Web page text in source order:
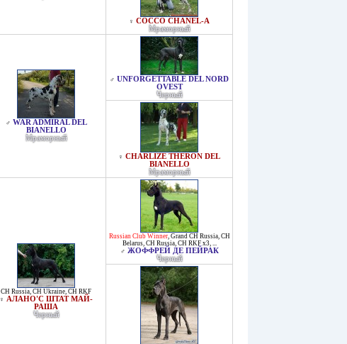
♀ COCCO CHANEL-A
Мраморный
♂ WAR ADMIRAL DEL
BIANELLO
Мраморный
♂ UNFORGETTABLE DEL NORD
OVEST
Черный
♀ CHARLIZE THERON DEL
BIANELLO
Мраморный
CH Russia, CH Ukraine, CH RKF
♀ АЛАНО'C ШТАТ МАЙ-
РАША
Черный
Russian Club Winner, Grand CH Russia, CH
Belarus, CH Russia, CH RKF x3, ...
♂ ЖОФФРЕЙ ДЕ ПЕЙРАК
Черный